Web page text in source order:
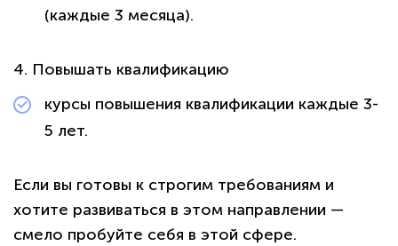
(каждые 3 месяца).
4. Повышать квалификацию
курсы повышения квалификации каждые 3-
5 лет.
Если вы готовы к строгим требованиям и
хотите развиваться в этом направлении —
смело пробуйте себя в этой сфере.